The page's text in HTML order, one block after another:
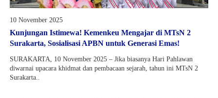
10 November 2025
Kunjungan Istimewa! Kemenkeu Mengajar di MTsN 2
Surakarta, Sosialisasi APBN untuk Generasi Emas!
SURAKARTA, 10 November 2025 – Jika biasanya Hari Pahlawan
diwarnai upacara khidmat dan pembacaan sejarah, tahun ini MTsN 2
Surakarta..